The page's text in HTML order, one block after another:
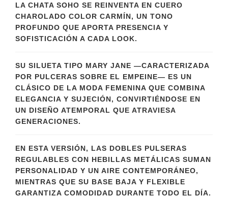
LA CHATA SOHO SE REINVENTA EN CUERO
CHAROLADO COLOR CARMÍN, UN TONO
PROFUNDO QUE APORTA PRESENCIA Y
SOFISTICACIÓN A CADA LOOK.
SU SILUETA TIPO MARY JANE —CARACTERIZADA
POR PULCERAS SOBRE EL EMPEINE— ES UN
CLÁSICO DE LA MODA FEMENINA QUE COMBINA
ELEGANCIA Y SUJECIÓN, CONVIRTIÉNDOSE EN
UN DISEÑO ATEMPORAL QUE ATRAVIESA
GENERACIONES.
EN ESTA VERSIÓN, LAS DOBLES PULSERAS
REGULABLES CON HEBILLAS METÁLICAS SUMAN
PERSONALIDAD Y UN AIRE CONTEMPORÁNEO,
MIENTRAS QUE SU BASE BAJA Y FLEXIBLE
GARANTIZA COMODIDAD DURANTE TODO EL DÍA.